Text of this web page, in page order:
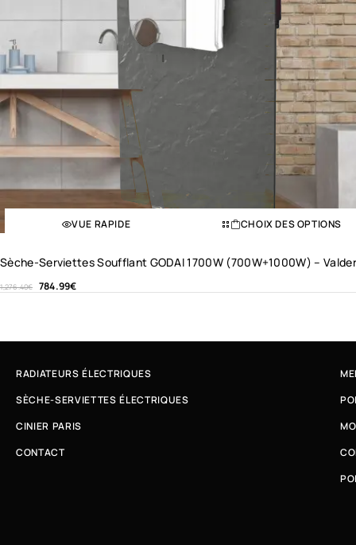
VUE RAPIDE CHOIX DES OPTIONS
Sèche-Serviettes Soufflant GODAI 1700W (700W+1000W) –
1,276.40€ 784.99€
RADIATEURS ÉLECTRIQUES
SÈCHE-SERVIETTES ÉLECTRIQUES
CINIER PARIS
CONTACT